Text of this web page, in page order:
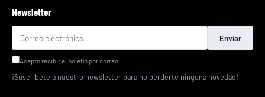
Newsletter
Enviar
Acepto recibir el boletín por correo.
¡Suscríbete a nuestro newsletter para no perderte ninguna novedad!